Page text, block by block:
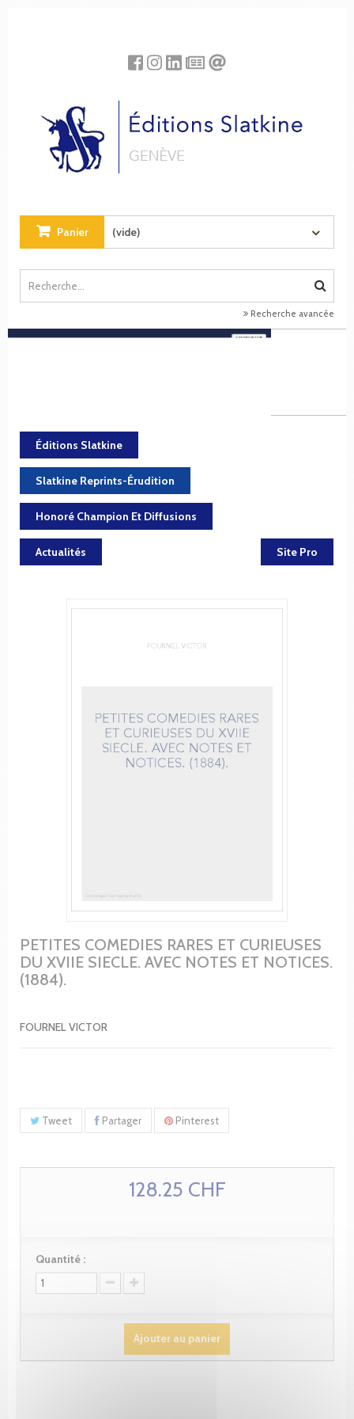
Panier (vide)
Recherche avancée
Éditions Slatkine
Slatkine Reprints-Érudition
Honoré Champion Et Diffusions
Actualités Site Pro
PETITES COMEDIES RARES ET CURIEUSES
DU XVIIE SIECLE. AVEC NOTES ET NOTICES.
(1884).
FOURNEL VICTOR
Tweet Partager Pinterest
128.25 CHF
Quantité :
Ajouter au panier